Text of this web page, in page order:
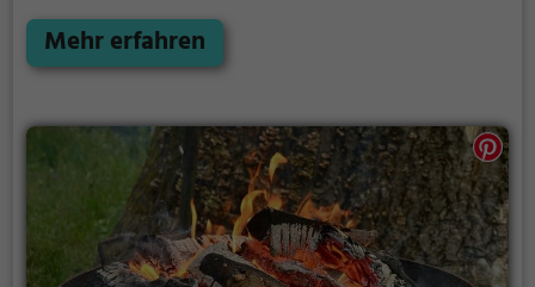
Gegrillt wird hier mit Holz.
Mehr erfahren